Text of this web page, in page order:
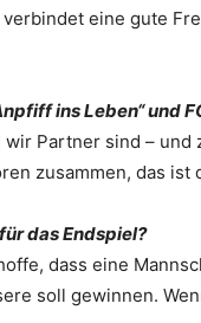
verbindet eine gute
ins Leben“ und
wir Partner sind – und
zusammen, das ist
das Endspiel?
dass eine
soll gewinnen.